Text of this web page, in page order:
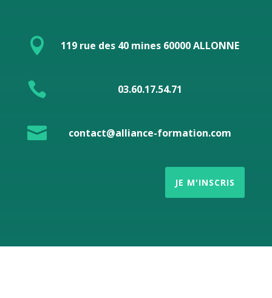
 119 rue des 40 mines 60000 ALLONNE
 03.60.17.54.71
 contact@alliance-formation.com
JE M'INSCRIS